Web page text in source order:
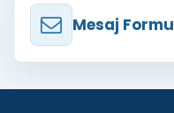
Mesaj Formu